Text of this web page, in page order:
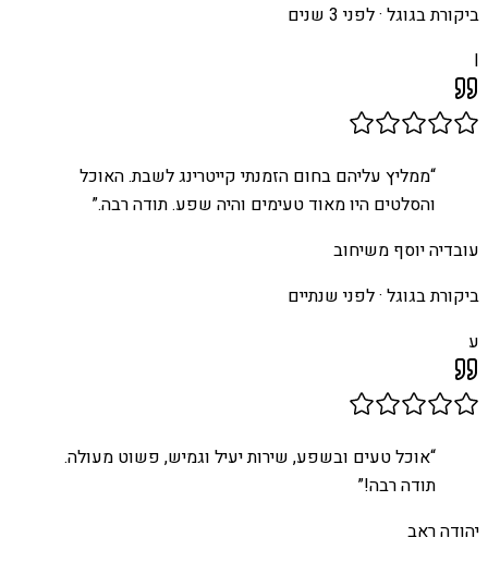
ביקורת בגוגל ·לפני 3 שנים
I
“ממליץ עליהם בחום הזמנתי קייטרינג לשבת. האוכל
והסלטים היו מאוד טעימים והיה שפע. תודה רבה.”
עובדיה יוסף משיחוב
ביקורת בגוגל ·לפני שנתיים
ע
“אוכל טעים ובשפע, שירות יעיל וגמיש, פשוט מעולה.
תודה רבה!”
יהודה ראב